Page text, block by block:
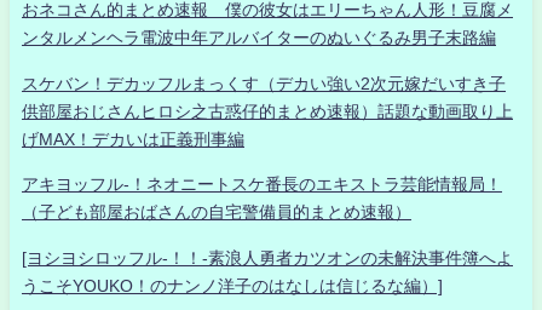
おネコさん的まとめ速報 僕の彼女はエリーちゃん人形！豆腐メ
ンタルメンヘラ電波中年アルバイターのぬいぐるみ男子末路編
スケバン！デカッフルまっくす（デカい強い2次元嫁だいすき子
供部屋おじさんヒロシ之古惑仔的まとめ速報）話題な動画取り上
げMAX！デカいは正義刑事編
アキヨッフル-！ネオニートスケ番長のエキストラ芸能情報局！
（子ども部屋おばさんの自宅警備員的まとめ速報）
[ヨシヨシロッフル-！！-素浪人勇者カツオンの未解決事件簿へよ
うこそYOUKO！のナンノ洋子のはなしは信じるな編）]